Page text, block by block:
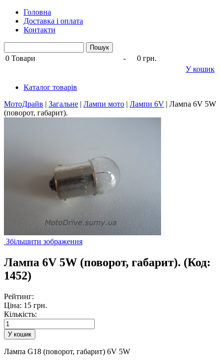
Головна
Доставка і оплата
Контакти
0 Товари -
0 грн.
У кошик
Каталог товарів
МотоДрайв | Загальне | Лампи мото | Лампи 6V | Лампа 6V 5W
(поворот, габарит).
Збільшити зображення
Лампа 6V 5W (поворот, габарит). (Код:
1452)
Рейтинг:
Ціна: 15 грн.
Кількість:
Лампа G18 (поворот, габарит) 6V 5W